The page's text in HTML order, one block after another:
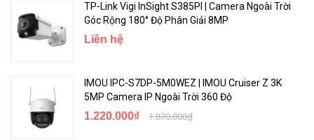
Chi tiết sắc nét với độ phân giải 2K
TP-Link Vigi InSight S385PI | Camera Ngoài Trời
Góc Rộng 180° Độ Phân Giải 8MP
Liên hệ
IMOU IPC-S7DP-5M0WEZ | IMOU Cruiser Z 3K
5MP Camera IP Ngoài Trời 360 Độ
1.220.000₫ 1.870.000₫